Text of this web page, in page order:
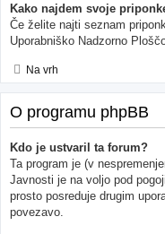
Kako najdem svoje
Če želite najti seznam
Uporabniško Nadzorno
Na vrh
O programu phpBB
Kdo je ustvaril ta forum?
Ta program je (v
Javnosti je na voljo pod
prosto posreduje drugim
povezavo.